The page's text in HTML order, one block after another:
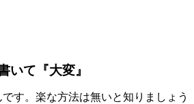
いて『大変』
す。楽な方法は無いと知りましょう